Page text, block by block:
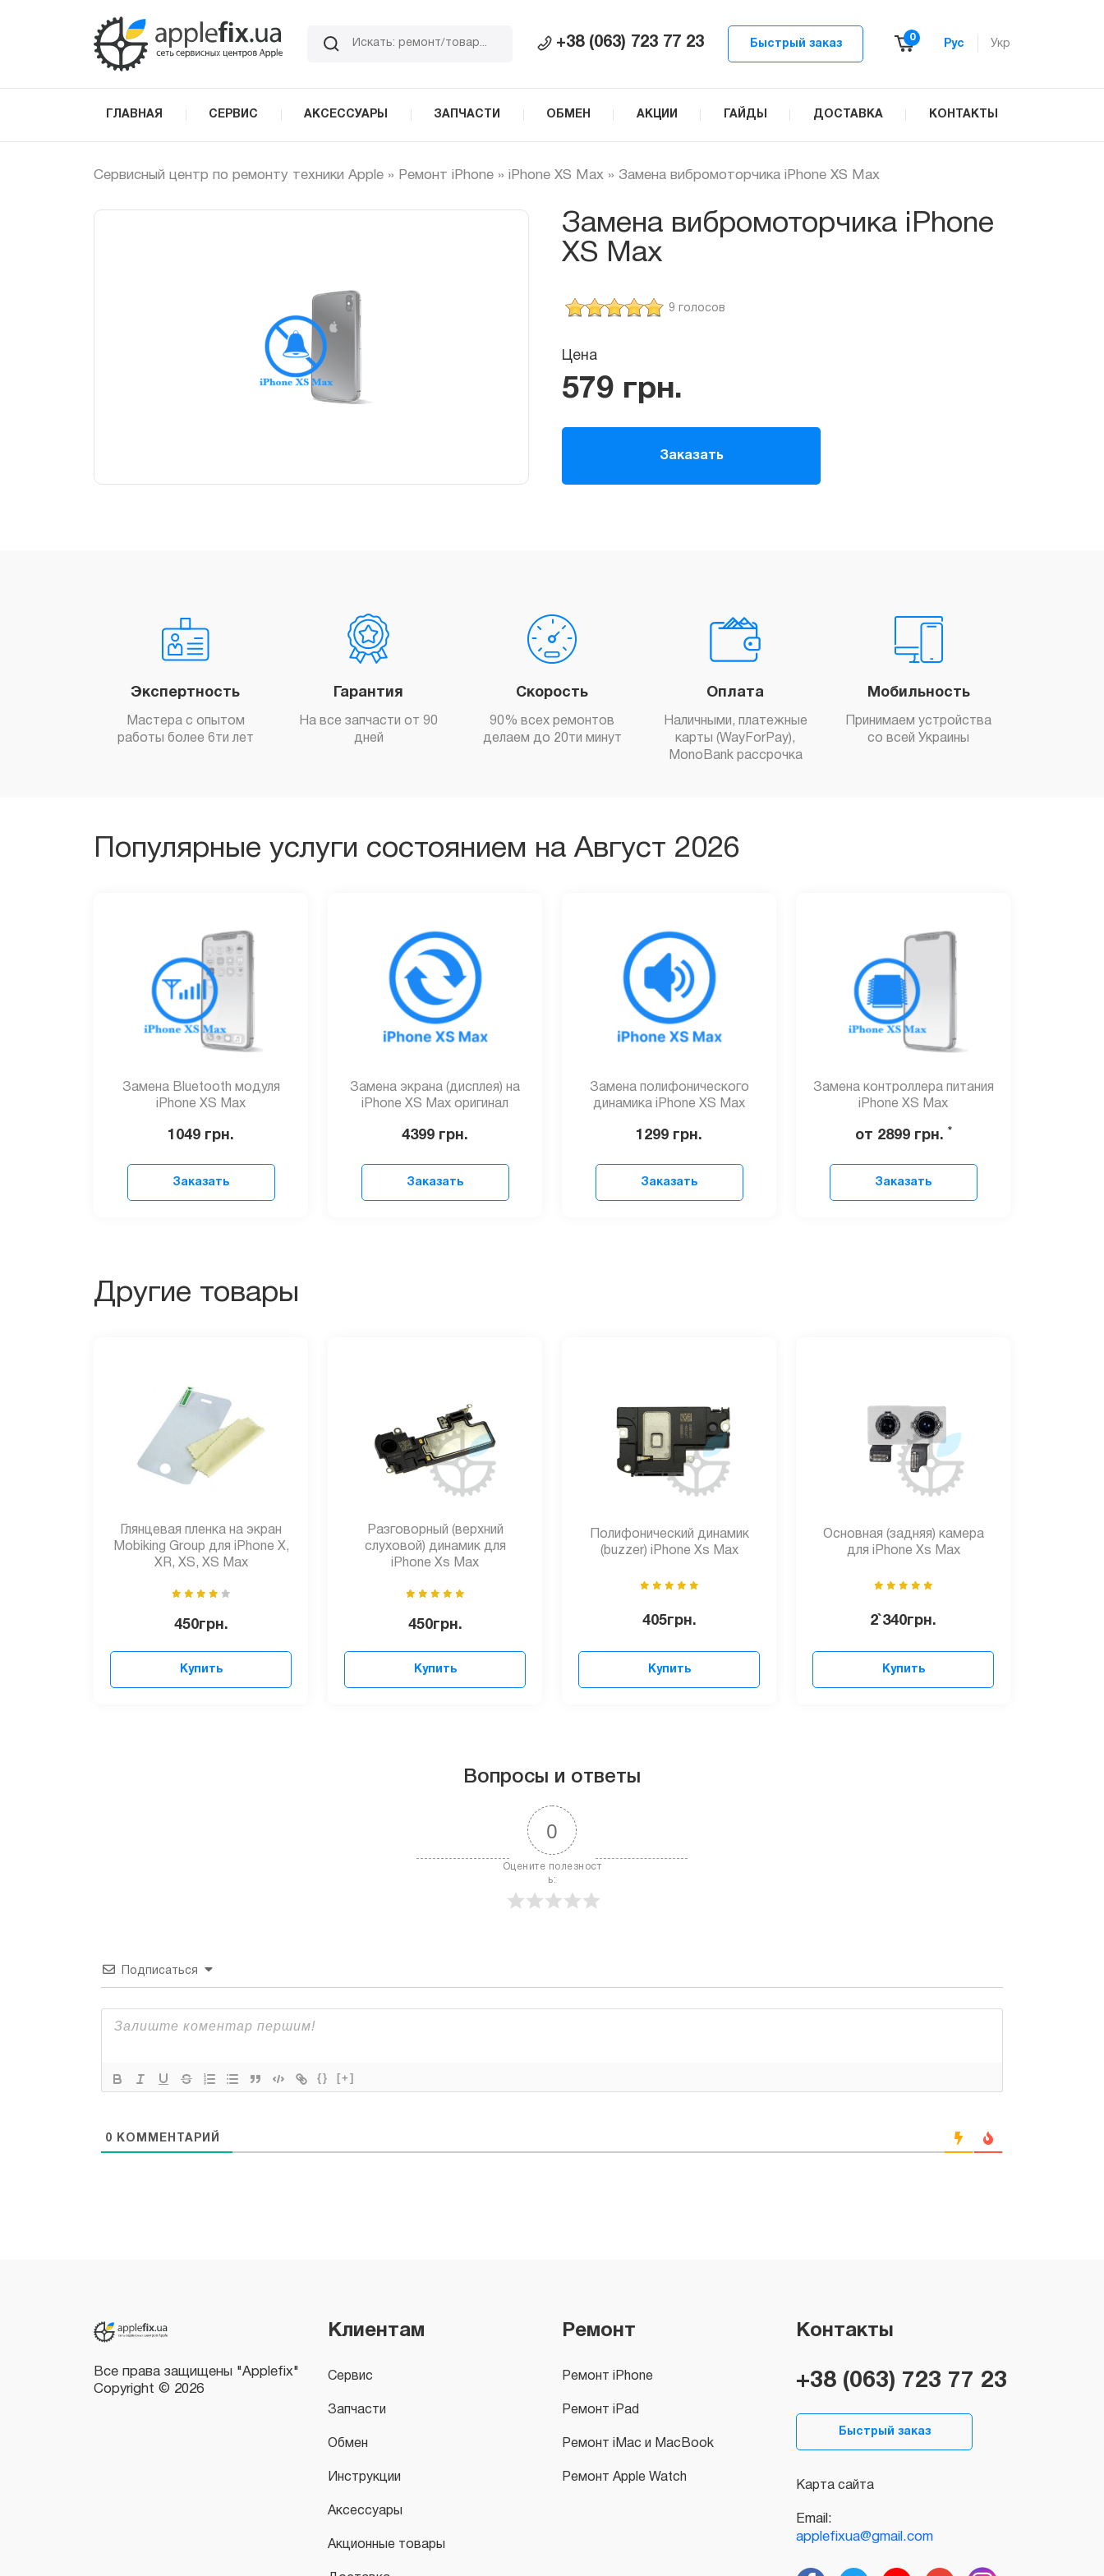
+38 (063) 723 77 23 Быстрый заказ
0
Рус Укр
ГЛАВНАЯ СЕРВИС АКСЕССУАРЫ ЗАПЧАСТИ ОБМЕН АКЦИИ ГАЙДЫ ДОСТАВКА КОНТАКТЫ
Сервисный центр по ремонту техники Apple » Ремонт iPhone » iPhone XS Max » Замена вибромоторчика iPhone XS Max
Замена вибромоторчика iPhone
XS Max
9 голосов
Цена
579грн.
Заказать
Экспертность
Мастера с опытом
работы более 6ти лет
Гарантия
На все запчасти от 90
дней
Скорость
90% всех ремонтов
делаем до 20ти минут
Оплата
Наличными, платежные
карты (WayForPay),
MonoBank рассрочка
Мобильность
Принимаем устройства
со всей Украины
Популярные услуги состоянием на Август 2026
Замена Bluetooth модуля
iPhone XS Max
1049 грн.
Заказать
Замена экрана (дисплея) на
iPhone XS Max оригинал
4399 грн.
Заказать
Замена полифонического
динамика iPhone XS Max
1299 грн.
Заказать
Замена контроллера питания
iPhone XS Max
от 2899 грн. *
Заказать
Другие товары
Глянцевая пленка на экран
Mobiking Group для iPhone X,
XR, XS, XS Max
450грн.
Купить
Разговорный (верхний
слуховой) динамик для
iPhone Xs Max
450грн.
Купить
Полифонический динамик
(buzzer) iPhone Xs Max
405грн.
Купить
Основная (задняя) камера
для iPhone Xs Max
2`340грн.
Купить
Вопросы и ответы
0
Оцените полезност
ь:
Подписаться
{} [+]
0 КОММЕНТАРИЙ
Клиентам
Сервис
Запчасти
Обмен
Инструкции
Аксессуары
Акционные товары
Ремонт
Ремонт iPhone
Ремонт iPad
Ремонт iMac и MacBook
Ремонт Apple Watch
Контакты
+38 (063) 723 77 23
Быстрый заказ
Карта сайта
Email:
applefixua@gmail.com